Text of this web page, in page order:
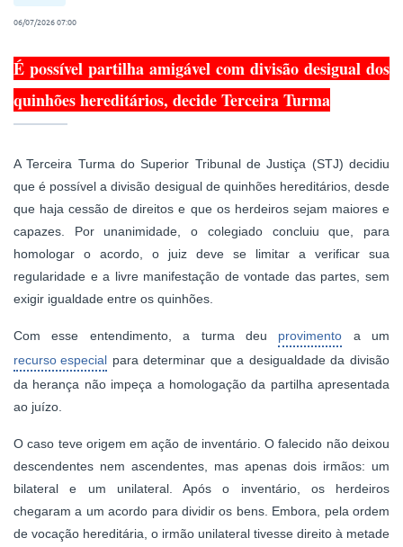
06/07/2026 07:00
É possível partilha amigável com divisão desigual dos
quinhões hereditários, decide Terceira Turma
A Terceira Turma do Superior Tribunal de Justiça (STJ) decidiu
que é possível a divisão desigual de quinhões hereditários, desde
que haja cessão de direitos e que os herdeiros sejam maiores e
capazes. Por unanimidade, o colegiado concluiu que, para
homologar o acordo, o juiz deve se limitar a verificar sua
regularidade e a livre manifestação de vontade das partes, sem
exigir igualdade entre os quinhões.
Com esse entendimento, a turma deu provimento a um
recurso especial para determinar que a desigualdade da divisão
da herança não impeça a homologação da partilha apresentada
ao juízo.
O caso teve origem em ação de inventário. O falecido não deixou
descendentes nem ascendentes, mas apenas dois irmãos: um
bilateral e um unilateral. Após o inventário, os herdeiros
chegaram a um acordo para dividir os bens. Embora, pela ordem
de vocação hereditária, o irmão unilateral tivesse direito à metade